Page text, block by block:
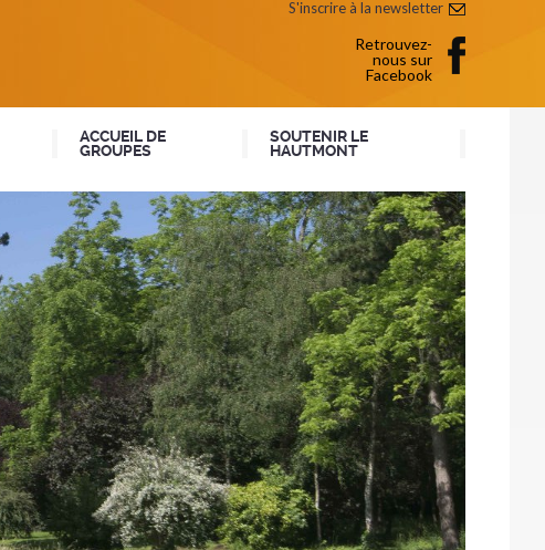
S'inscrire à la newsletter
Retrouvez-
nous sur
Facebook
ACCUEIL DE
GROUPES
SOUTENIR LE
HAUTMONT